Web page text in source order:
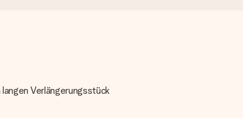
Verlängerungsstück